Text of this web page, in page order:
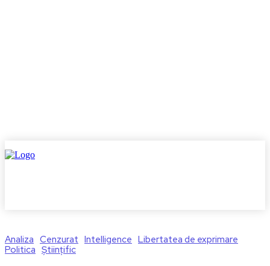
Analiza Cenzurat Intelligence Libertatea de exprimare
Politica Științific